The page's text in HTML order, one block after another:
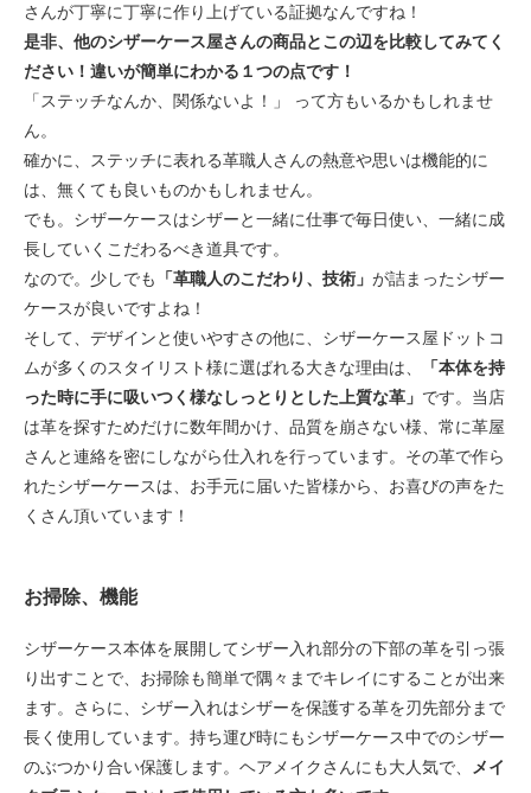
さんが丁寧に丁寧に作り上げている証拠なんですね！
是非、他のシザーケース屋さんの商品とこの辺を比較してみてく
ださい！違いが簡単にわかる１つの点です！
「ステッチなんか、関係ないよ！」 って方もいるかもしれませ
ん。
確かに、ステッチに表れる革職人さんの熱意や思いは機能的に
は、無くても良いものかもしれません。
でも。シザーケースはシザーと一緒に仕事で毎日使い、一緒に成
長していくこだわるべき道具です。
なので。少しでも 「革職人のこだわり、技術」 が詰まったシザー
ケースが良いですよね！
そして、デザインと使いやすさの他に、シザーケース屋ドットコ
ムが多くのスタイリスト様に選ばれる大きな理由は、
「本体を持
った時に手に吸いつく様なしっとりとした上質な革」 です。当店
は革を探すためだけに数年間かけ、品質を崩さない様、常に革屋
さんと連絡を密にしながら仕入れを行っています。その革で作ら
れたシザーケースは、お手元に届いた皆様から、お喜びの声をた
くさん頂いています！
お掃除、機能
シザーケース本体を展開してシザー入れ部分の下部の革を引っ張
り出すことで、お掃除も簡単で隅々までキレイにすることが出来
ます。さらに、シザー入れはシザーを保護する革を刃先部分まで
長く使用しています。持ち運び時にもシザーケース中でのシザー
のぶつかり合い保護します。ヘアメイクさんにも大人気で、
メイ